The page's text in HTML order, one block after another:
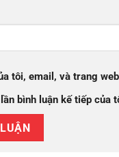
tôi, email, và trang
bình luận kế tiếp của